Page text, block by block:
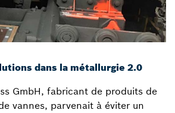
dans la métallurgie 2.0
GmbH, fabricant de produits de
vannes, parvenait à éviter un